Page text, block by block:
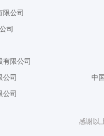
感谢以